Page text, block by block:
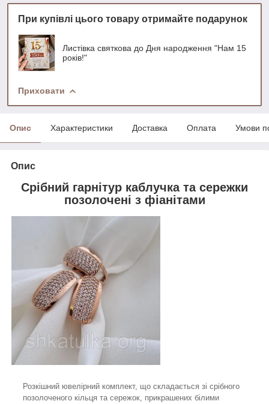
При купівлі цього товару отримайте подарунок
Листівка святкова до Дня народження "Нам 15
років!"
Приховати
Опис Характеристики Доставка Оплата Умови
Опис
Срібний гарнітур каблучка та сережки
позолочені з фіанітами
Розкішний ювелірний комплект, що складається зі срібного
позолоченого кільця та сережок, прикрашених білими